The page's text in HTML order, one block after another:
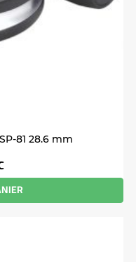
81 28.6 mm